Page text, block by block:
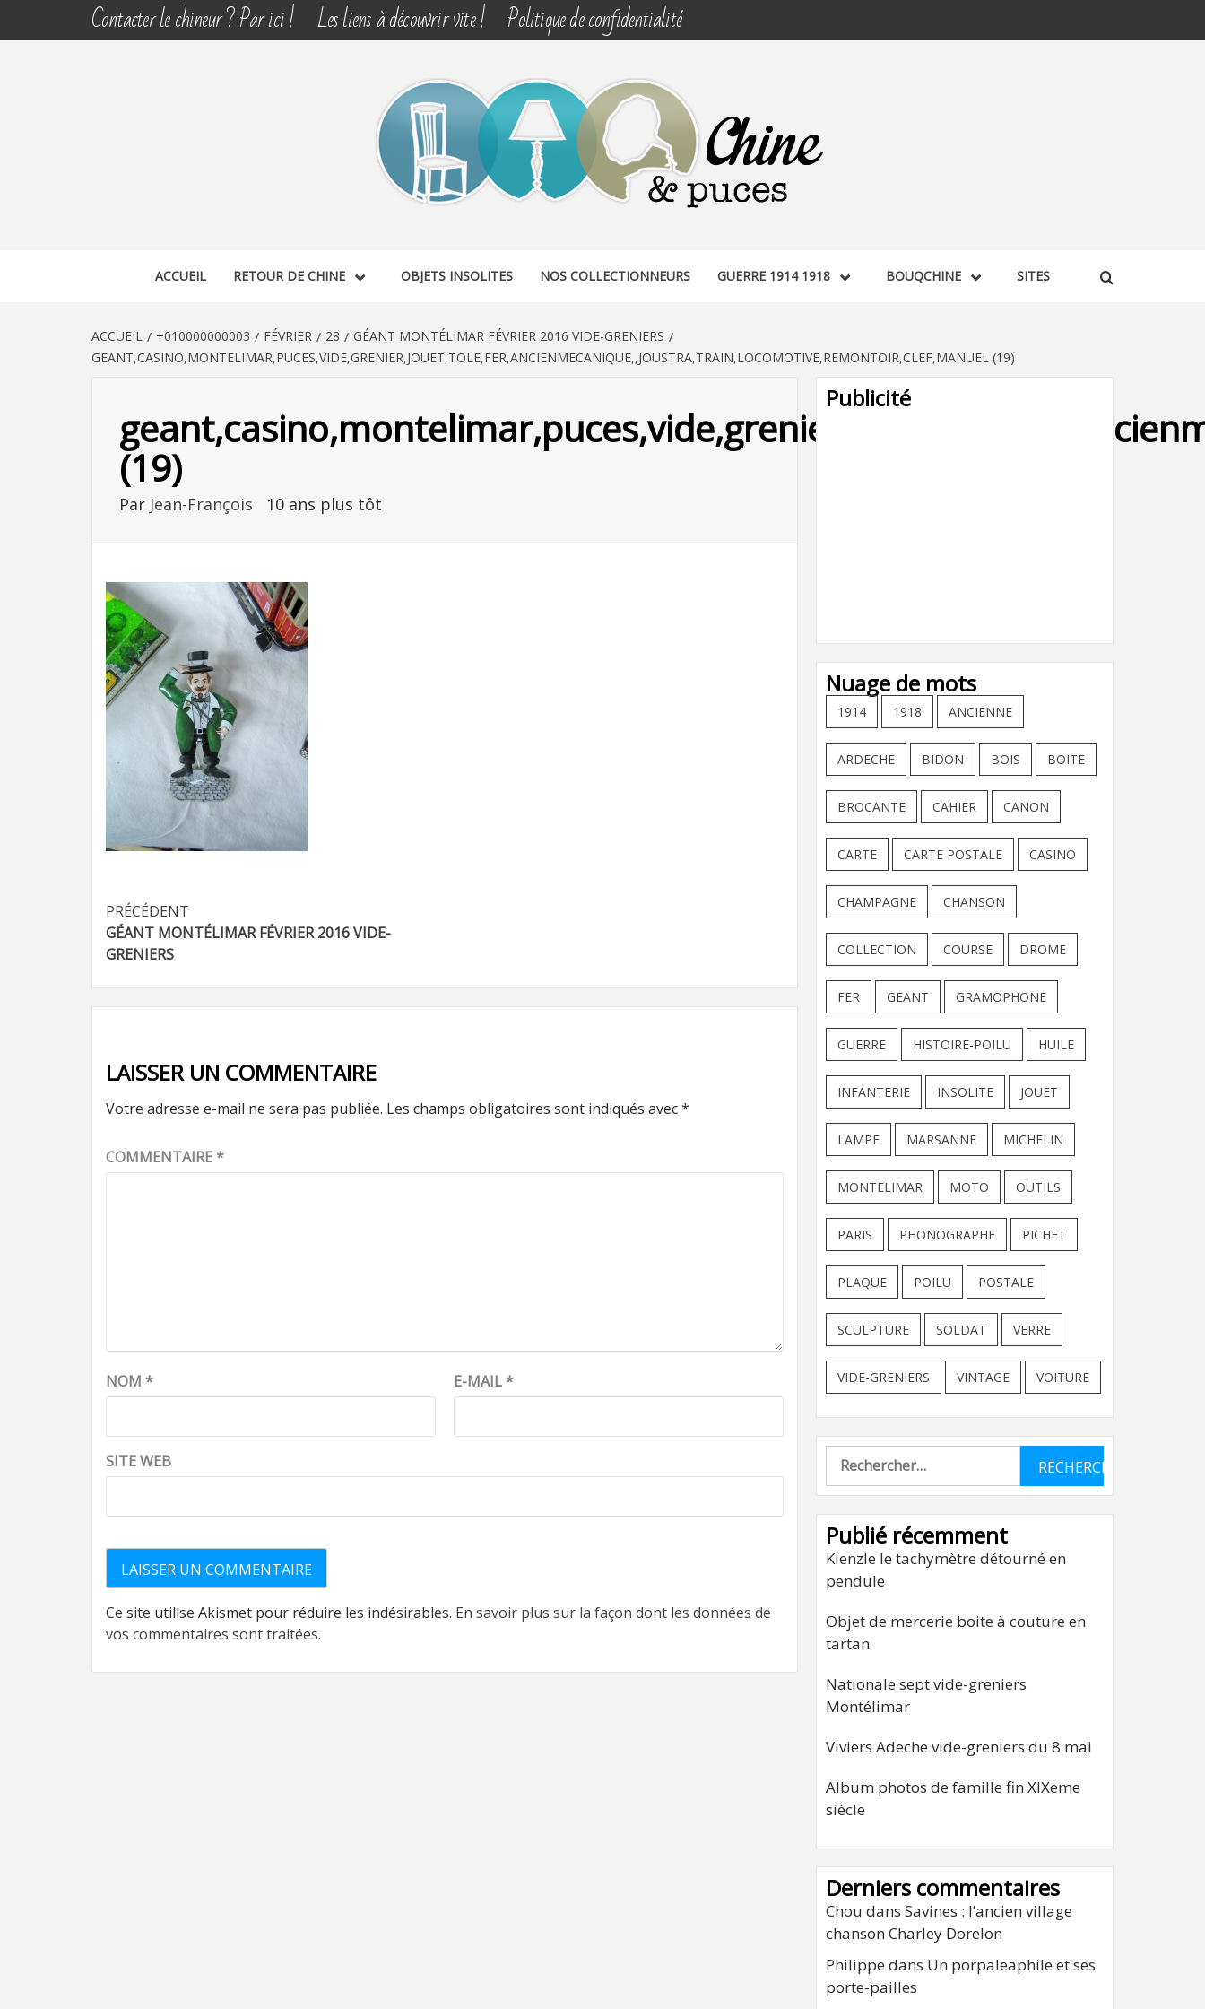
Contacter le chineur ? Par ici ! Les liens à découvrir vite ! Politique de confidentialité
CHINE & PUCES
ACCUEIL RETOUR DE CHINE OBJETS INSOLITES NOS COLLECTIONNEURS GUERRE 1914 1918 BOUQCHINE SITES
ACCUEIL +010000000003 FÉVRIER 28
GÉANT MONTÉLIMAR FÉVRIER 2016 VIDE-GRENIERS
GEANT,CASINO,MONTELIMAR,PUCES,VIDE,GRENIER,JOUET,TOLE,FER,ANCIENMECANIQUE,,JOUSTRA,TRAIN,LOCOMOTIVE,REMONTOIR,CLEF,MANUEL (19)
(19)
Par Jean-François 10 ans plus tôt
Navigation
d’article
PRÉCÉDENT
GÉANT MONTÉLIMAR FÉVRIER 2016 VIDE-
GRENIERS
LAISSER UN COMMENTAIRE
Votre adresse e-mail ne sera pas publiée. Les champs obligatoires sont indiqués avec*
COMMENTAIRE*
NOM * E-MAIL*
SITE WEB
Ce site utilise Akismet pour réduire les indésirables. En savoir plus sur la façon dont les données de
vos commentaires sont traitées.
Publicité
Nuage de mots
1914 1918 ANCIENNE
ARDECHE BIDON BOIS BOITE
BROCANTE CAHIER CANON
CARTE CARTE POSTALE CASINO
CHAMPAGNE CHANSON
COLLECTION COURSE DROME
FER GEANT GRAMOPHONE
GUERRE HISTOIRE-POILU HUILE
INFANTERIE INSOLITE JOUET
LAMPE MARSANNE MICHELIN
MONTELIMAR MOTO OUTILS
PARIS PHONOGRAPHE PICHET
PLAQUE POILU POSTALE
SCULPTURE SOLDAT VERRE
VIDE-GRENIERS VINTAGE VOITURE
Rechercher :
Publié récemment
Kienzle le tachymètre détourné en
pendule
Objet de mercerie boite à couture en
tartan
Nationale sept vide-greniers
Montélimar
Viviers Adeche vide-greniers du 8 mai
Album photos de famille fin XIXeme
siècle
Derniers commentaires
Chou dans Savines : l’ancien village
chanson Charley Dorelon
Philippe dans Un porpaleaphile et ses
porte-pailles